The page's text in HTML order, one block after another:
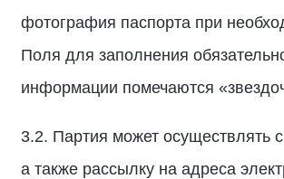
фотография паспорта при
Поля для заполнения
информации помечаются
3.2. Партия может осуществлять
а также рассылку на адреса